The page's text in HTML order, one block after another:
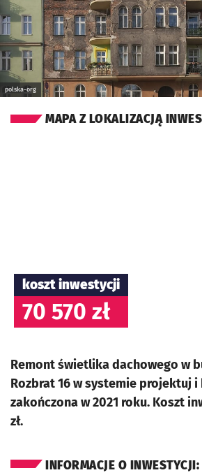
polska-org
MAPA Z LOKALIZACJĄ
koszt inwestycji
70 570 zł
Remont świetlika dachowego w
Rozbrat 16 w systemie projektuj
zakończona w 2021 roku. Koszt
zł.
INFORMACJE O INWESTYCJI: